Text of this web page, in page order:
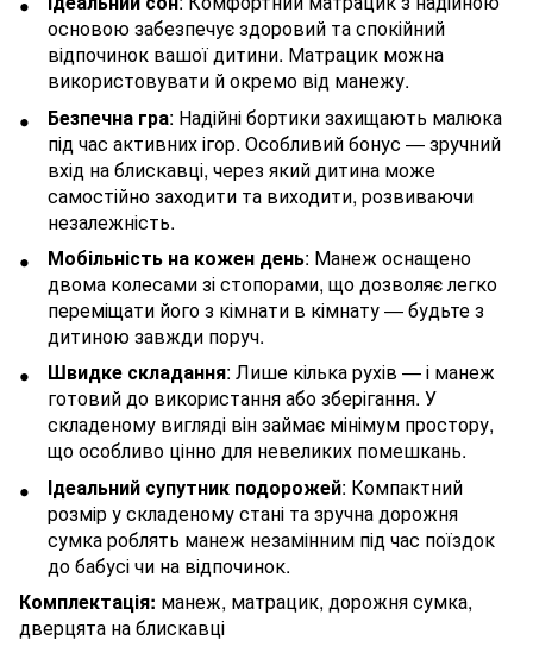
основою забезпечує здоровий та спокійний
відпочинок вашої дитини. Матрацик можна
використовувати й окремо від манежу.
Безпечна гра: Надійні бортики захищають малюка
під час активних ігор. Особливий бонус — зручний
вхід на блискавці, через який дитина може
самостійно заходити та виходити, розвиваючи
незалежність.
Мобільність на кожен день: Манеж оснащено
двома колесами зі стопорами, що дозволяє легко
переміщати його з кімнати в кімнату — будьте з
дитиною завжди поруч.
Швидке складання: Лише кілька рухів — і манеж
готовий до використання або зберігання. У
складеному вигляді він займає мінімум простору,
що особливо цінно для невеликих помешкань.
Ідеальний супутник подорожей: Компактний
розмір у складеному стані та зручна дорожня
сумка роблять манеж незамінним під час поїздок
до бабусі чи на відпочинок.
Комплектація: манеж, матрацик, дорожня сумка,
дверцята на блискавці